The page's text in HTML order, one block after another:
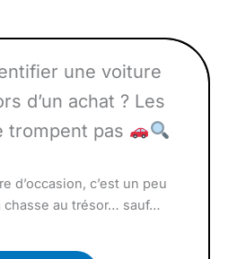
une voiture
d’un achat ? Les
trompent pas
d’occasion, c’est un peu
chasse au trésor… sauf…